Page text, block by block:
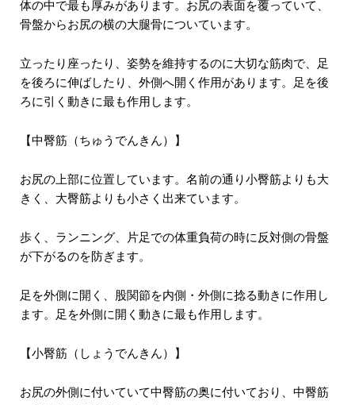
体の中で最も厚みがあります。お尻の表面を覆っていて、
骨盤からお尻の横の大腿骨についています。
立ったり座ったり、姿勢を維持するのに大切な筋肉で、足
を後ろに伸ばしたり、外側へ開く作用があります。足を後
ろに引く動きに最も作用します。
【中臀筋（ちゅうでんきん）】
お尻の上部に位置しています。名前の通り小臀筋よりも大
きく、大臀筋よりも小さく出来ています。
歩く、ランニング、片足での体重負荷の時に反対側の骨盤
が下がるのを防ぎます。
足を外側に開く、股関節を内側・外側に捻る動きに作用し
ます。足を外側に開く動きに最も作用します。
【小臀筋（しょうでんきん）】
お尻の外側に付いていて中臀筋の奥に付いており、中臀筋